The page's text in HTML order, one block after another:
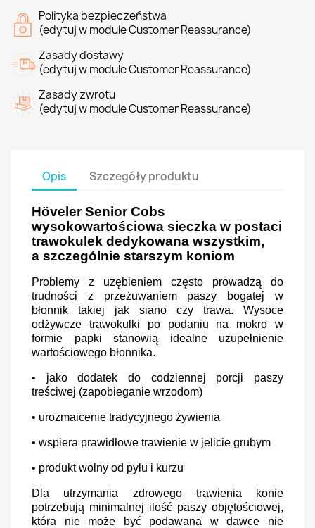
Polityka bezpieczeństwa
(edytuj w module Customer Reassurance)
Zasady dostawy
(edytuj w module Customer Reassurance)
Zasady zwrotu
(edytuj w module Customer Reassurance)
Opis Szczegóły produktu
Höveler Senior Cobs
wysokowartościowa sieczka w postaci
trawokulek dedykowana wszystkim,
a szczególnie starszym koniom
Problemy z uzębieniem często prowadzą do
trudności z przeżuwaniem paszy bogatej w
błonnik takiej jak siano czy trawa. Wysoce
odżywcze trawokulki po podaniu na mokro w
formie papki stanowią idealne uzupełnienie
wartościowego błonnika.
• jako dodatek do codziennej porcji paszy
treściwej (zapobieganie wrzodom)
• urozmaicenie tradycyjnego żywienia
• wspiera prawidłowe trawienie w jelicie grubym
• produkt wolny od pyłu i kurzu
Dla utrzymania zdrowego trawienia konie
potrzebują minimalnej ilość paszy objętościowej,
która nie może być podawana w dawce nie